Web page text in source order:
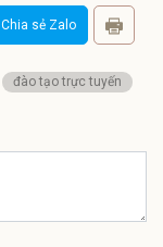
Chia sẻ Zalo
đào tạo trực tuyến